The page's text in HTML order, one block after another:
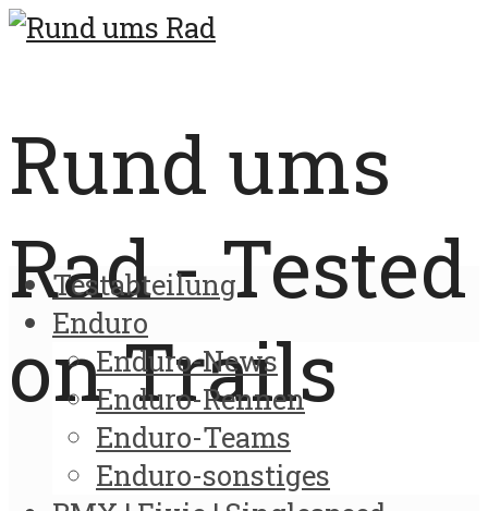
Rund ums
Rad - Tested
on Trails
Testabteilung
Enduro
Enduro-News
Enduro-Rennen
Enduro-Teams
Enduro-sonstiges